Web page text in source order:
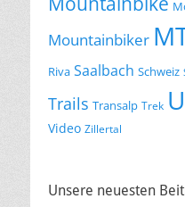
Mountainbiker
Riva Saalbach Schweiz
Trails Transalp Trek
Video Zillertal
Unsere neuesten